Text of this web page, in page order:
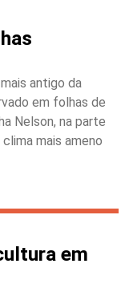
antigo da
em folhas de
Nelson, na parte
mais ameno
em